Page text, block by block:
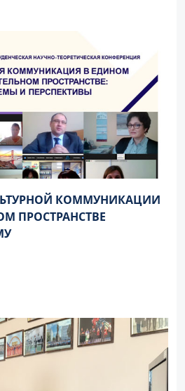
КОММУНИКАЦИИ
ПРОСТРАНСТВЕ